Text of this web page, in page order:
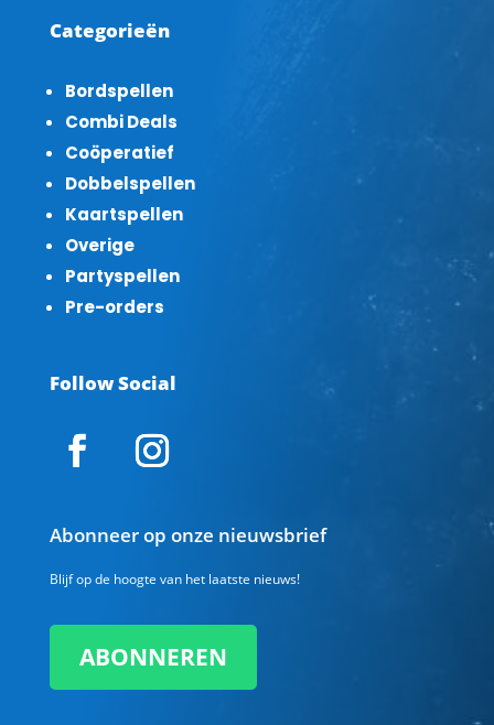
Categorieën
Bordspellen
Combi Deals
Coöperatief
Dobbelspellen
Kaartspellen
Overige
Partyspellen
Pre-orders
Follow Social
Abonneer op onze nieuwsbrief
Blijf op de hoogte van het laatste nieuws!
ABONNEREN